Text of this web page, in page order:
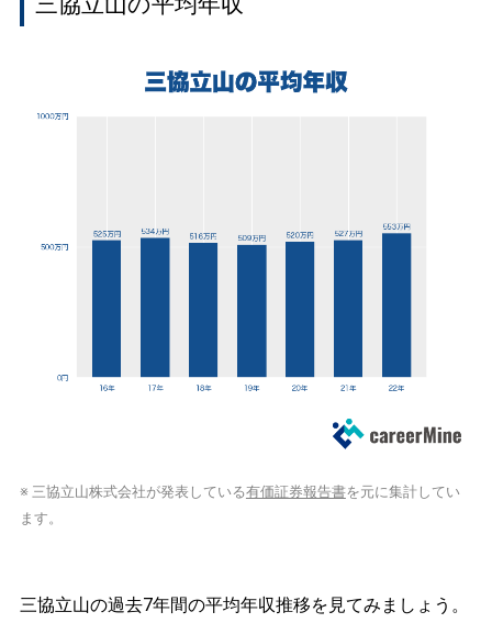
※ 三協立山株式会社が発表している有価証券報告書を元に集計してい
ます。
三協立山の過去7年間の平均年収推移を見てみましょう。